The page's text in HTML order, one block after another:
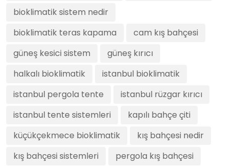
bioklimatik sistem nedir
bioklimatik teras kapama
cam kış bahçesi
güneş kesici sistem
güneş kırıcı
halkalı bioklimatik
istanbul bioklimatik
istanbul pergola tente
istanbul rüzgar kırıcı
istanbul tente sistemleri
kapılı bahçe çiti
küçükçekmece bioklimatik
kış bahçesi nedir
kış bahçesi sistemleri
pergola kış bahçesi